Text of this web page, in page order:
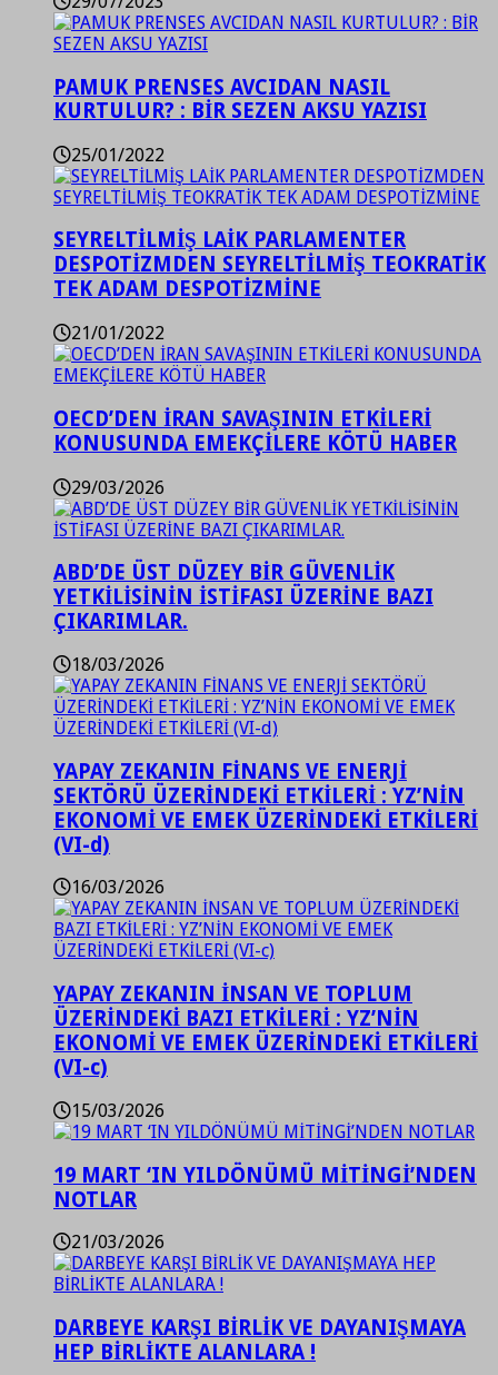
PAMUK PRENSES AVCIDAN NASIL
KURTULUR? : BİR SEZEN AKSU YAZISI
25/01/2022
SEYRELTİLMİŞ LAİK PARLAMENTER
DESPOTİZMDEN SEYRELTİLMİŞ TEOKRATİK
TEK ADAM DESPOTİZMİNE
21/01/2022
OECD’DEN İRAN SAVAŞININ ETKİLERİ
KONUSUNDA EMEKÇİLERE KÖTÜ HABER
29/03/2026
ABD’DE ÜST DÜZEY BİR GÜVENLİK
YETKİLİSİNİN İSTİFASI ÜZERİNE BAZI
ÇIKARIMLAR.
18/03/2026
YAPAY ZEKANIN FİNANS VE ENERJİ
SEKTÖRÜ ÜZERİNDEKİ ETKİLERİ : YZ’NİN
EKONOMİ VE EMEK ÜZERİNDEKİ ETKİLERİ
(VI-d)
16/03/2026
YAPAY ZEKANIN İNSAN VE TOPLUM
ÜZERİNDEKİ BAZI ETKİLERİ : YZ’NİN
EKONOMİ VE EMEK ÜZERİNDEKİ ETKİLERİ
(VI-c)
15/03/2026
19 MART ‘IN YILDÖNÜMÜ MİTİNGİ’NDEN
NOTLAR
21/03/2026
DARBEYE KARŞI BİRLİK VE DAYANIŞMAYA
HEP BİRLİKTE ALANLARA !